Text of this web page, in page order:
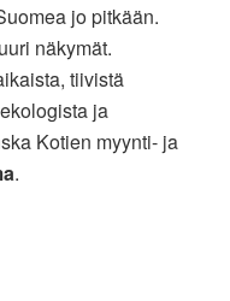
jo pitkään.
näkymät.
tiivistä
ja
Kotien myynti- ja
.